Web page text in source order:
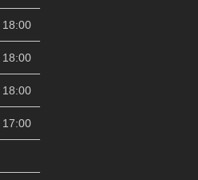
18:00
18:00
18:00
17:00